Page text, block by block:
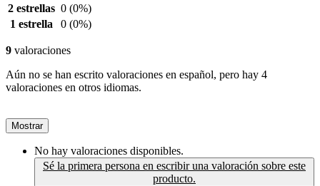
2 estrellas 0 (0%)
1 estrella
0 (0%)
9 valoraciones
Aún no se han escrito valoraciones en español, pero hay 4
valoraciones en otros idiomas.
Mostrar
No hay valoraciones disponibles.
Sé la primera persona en escribir una valoración sobre este
producto.